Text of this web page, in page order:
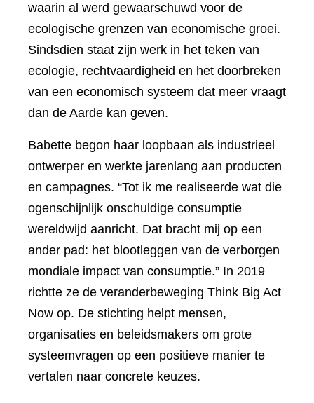
waarin al werd gewaarschuwd voor de
ecologische grenzen van economische groei.
Sindsdien staat zijn werk in het teken van
ecologie, rechtvaardigheid en het doorbreken
van een economisch systeem dat meer vraagt
dan de Aarde kan geven.
Babette begon haar loopbaan als industrieel
ontwerper en werkte jarenlang aan producten
en campagnes. “Tot ik me realiseerde wat die
ogenschijnlijk onschuldige consumptie
wereldwijd aanricht. Dat bracht mij op een
ander pad: het blootleggen van de verborgen
mondiale impact van consumptie.” In 2019
richtte ze de veranderbeweging Think Big Act
Now op. De stichting helpt mensen,
organisaties en beleidsmakers om grote
systeemvragen op een positieve manier te
vertalen naar concrete keuzes.